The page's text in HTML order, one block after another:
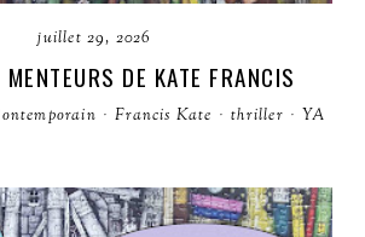
juillet 29, 2026
MENTEURS DE KATE FRANCIS
· Francis Kate · thriller · YA